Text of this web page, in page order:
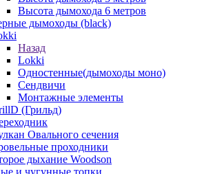
Высота дымохода 6 метров
дымоходы (black)
Назад
Lokki
Одностенные(дымоходы моно)
Сендвичи
Монтажные элементы
(Грильд)
Овального сечения
проходники
дыхание Woodson
и чугунные топки